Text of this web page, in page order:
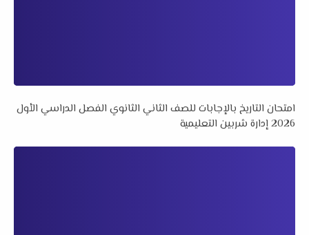
امتحان التاريخ بالإجابات للصف الثاني الثانوي الفصل الدراسي الأول
2026 إدارة شربين التعليمية